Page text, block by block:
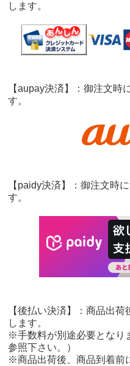
します。
【aupay決済】：御注文時
す。
【paidy決済】：御注文時
す。
【後払い決済】：商品出
します。
※手数料が別途必要となり
参照下さい。）
※商品出荷後、商品到着前